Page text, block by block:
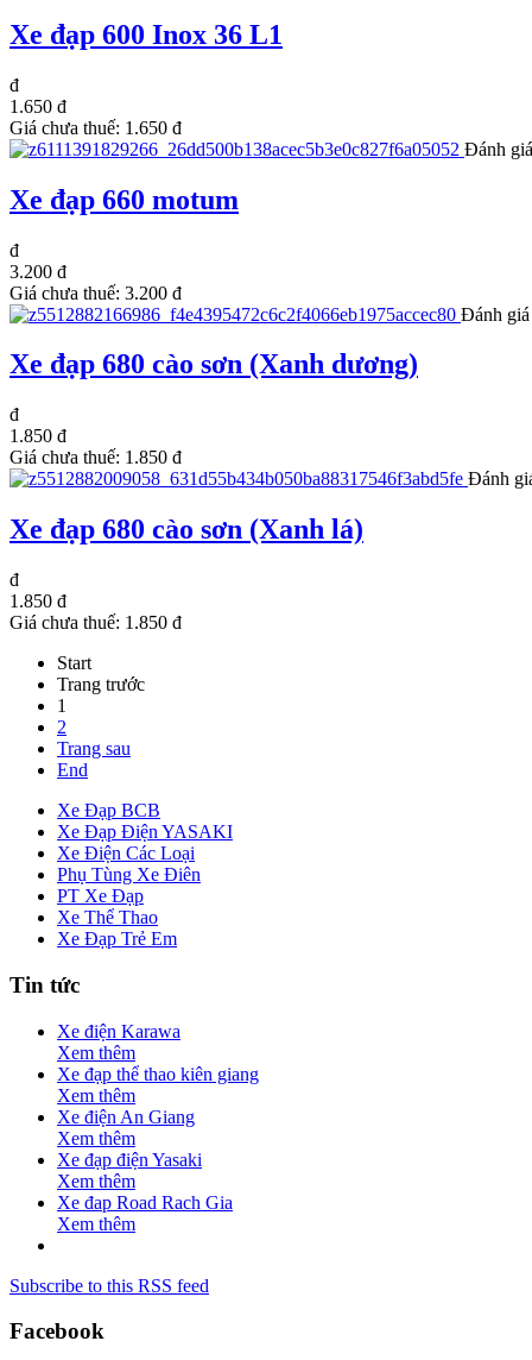
Xe đạp 600 Inox 36 L1
đ
1.650 đ
Giá chưa thuế: 1.650 đ
Đánh
Xe đạp 660 motum
đ
3.200 đ
Giá chưa thuế: 3.200 đ
Đánh giá
Xe đạp 680 cào sơn (Xanh dương)
đ
1.850 đ
Giá chưa thuế: 1.850 đ
Đánh
Xe đạp 680 cào sơn (Xanh lá)
đ
1.850 đ
Giá chưa thuế: 1.850 đ
Start
Trang trước
1
2
Trang sau
End
Xe Đạp BCB
Xe Đạp Điện YASAKI
Xe Điện Các Loại
Phụ Tùng Xe Điên
PT Xe Đạp
Xe Thể Thao
Xe Đạp Trẻ Em
Tin tức
Xe điện Karawa
Xem thêm
Xe đạp thể thao kiên giang
Xem thêm
Xe điện An Giang
Xem thêm
Xe đạp điện Yasaki
Xem thêm
Xe đap Road Rach Gia
Xem thêm
Subscribe to this RSS feed
Facebook